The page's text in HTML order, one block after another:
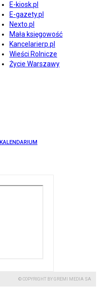
E-kiosk.pl
E-gazety.pl
Nexto.pl
Mała księgowość
Kancelarierp.pl
Wieści Rolnicze
Życie Warszawy
KALENDARIUM
© COPYRIGHT BY GREMI MEDIA SA